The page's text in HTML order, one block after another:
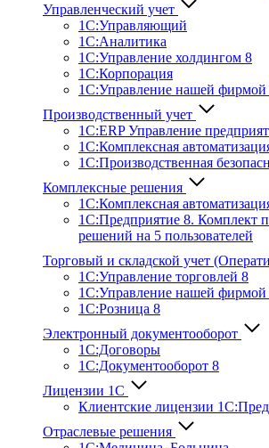
Управленческий учет
1С:Управляющий
1С:Аналитика
1С:Управление холдингом 8
1С:Корпорация
1С:Управление нашей фирмой
Производственный учет
1С:ERP Управление
1С:Комплексная
1С:Производственная
Комплексные решения
1С:Комплексная
1С:Предприятие 8. Комплект
решений на 5 пользователей
Торговый и складской учет
1С:Управление торговлей 8
1С:Управление нашей фирмой
1С:Розница 8
Электронный документооборот
1С:Договоры
1С:Документооборот 8
Лицензии 1С
Клиентские лицензии
Отраслевые решения